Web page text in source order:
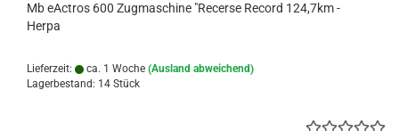
Mb eActros 600 Zugmaschine "Recerse Record 124,7km -
Herpa
Lieferzeit: ca. 1 Woche (Ausland abweichend)
Lagerbestand: 14 Stück